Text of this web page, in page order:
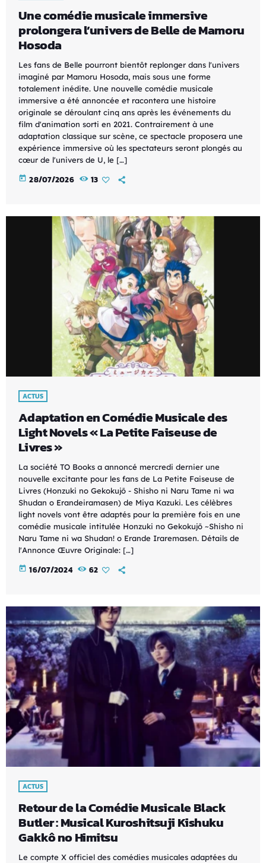
Une comédie musicale immersive
prolongera l’univers de Belle de Mamoru
Hosoda
Les fans de Belle pourront bientôt replonger dans l'univers
imaginé par Mamoru Hosoda, mais sous une forme
totalement inédite. Une nouvelle comédie musicale
immersive a été annoncée et racontera une histoire
originale se déroulant cinq ans après les événements du
film d'animation sorti en 2021. Contrairement à une
adaptation classique sur scène, ce spectacle proposera une
expérience immersive où les spectateurs seront plongés au
cœur de l'univers de U, le […]
today 28/07/2026 13
ACTUS
Adaptation en Comédie Musicale des
Light Novels « La Petite Faiseuse de
Livres »
La société TO Books a annoncé mercredi dernier une
nouvelle excitante pour les fans de La Petite Faiseuse de
Livres (Honzuki no Gekokujō - Shisho ni Naru Tame ni wa
Shudan o Erandeiramasen) de Miya Kazuki. Les célèbres
light novels vont être adaptés pour la première fois en une
comédie musicale intitulée Honzuki no Gekokujō ~Shisho ni
Naru Tame ni wa Shudan! o Erande Iraremasen. Détails de
l'Annonce Œuvre Originale: […]
today 16/07/2024 62
ACTUS
Retour de la Comédie Musicale Black
Butler : Musical Kuroshitsuji Kishuku
Gakkô no Himitsu
Le compte X officiel des comédies musicales adaptées du